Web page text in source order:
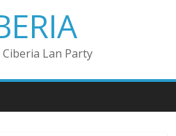
Ciberia Lan Party